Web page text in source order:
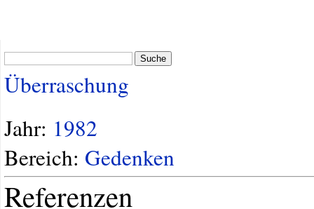
Suche
Überraschung
Jahr: 1982
Bereich: Gedenken
Referenzen